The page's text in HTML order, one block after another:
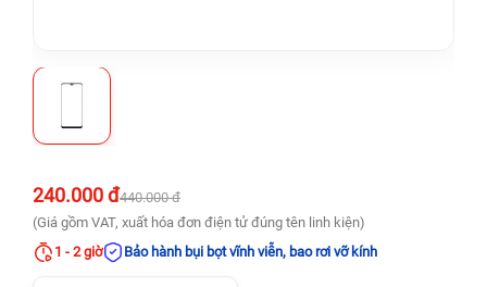
240.000 đ440.000 đ
(Giá gồm VAT, xuất hóa đơn điện tử đúng tên linh kiện)
1 - 2 giờ
Bảo hành bụi bọt vĩnh viễn, bao rơi vỡ kính